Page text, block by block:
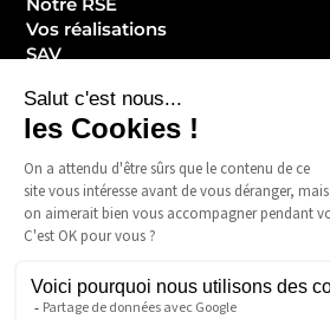
Vos réalisations
SAV
Contact